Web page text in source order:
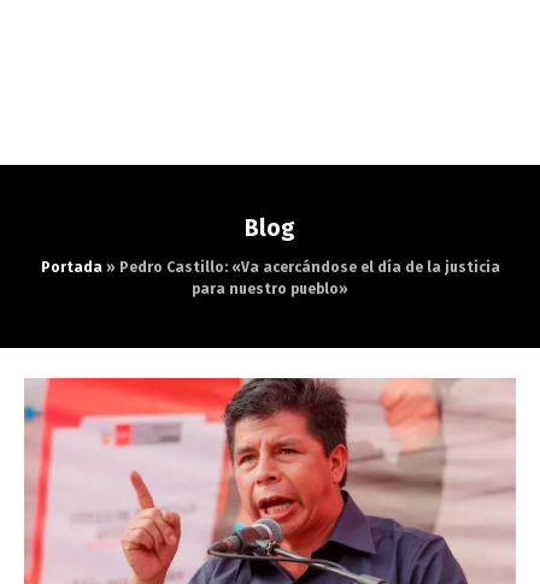
Blog
Portada» Pedro Castillo: «Va acercándose el día de la justicia
para nuestro pueblo»